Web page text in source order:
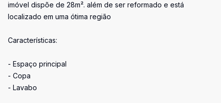
imóvel dispõe de 28m². além de ser reformado e está
localizado em uma ótima região
Características:
- Espaço principal
- Copa
- Lavabo